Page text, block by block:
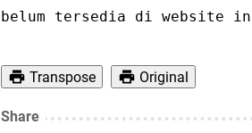
belum tersedia di website
Transpose Original
Share